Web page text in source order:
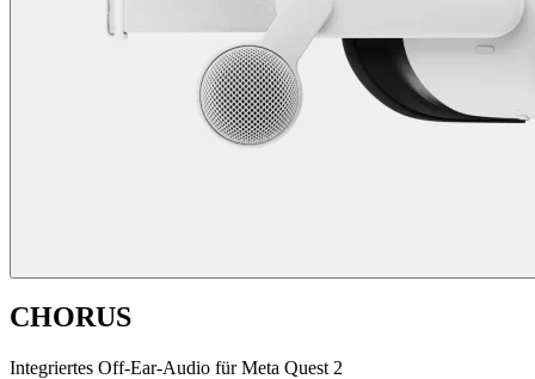
CHORUS
Integriertes Off-Ear-Audio für Meta Quest 2